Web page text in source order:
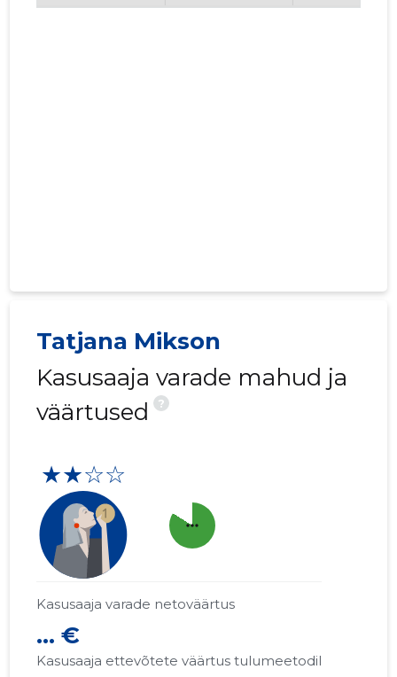
Tatjana Mikson
Kasusaaja varade mahud ja
väärtused
?
★★☆☆
more_horiz
Kasusaaja varade netoväärtus
... €
Kasusaaja ettevõtete väärtus tulumeetodil